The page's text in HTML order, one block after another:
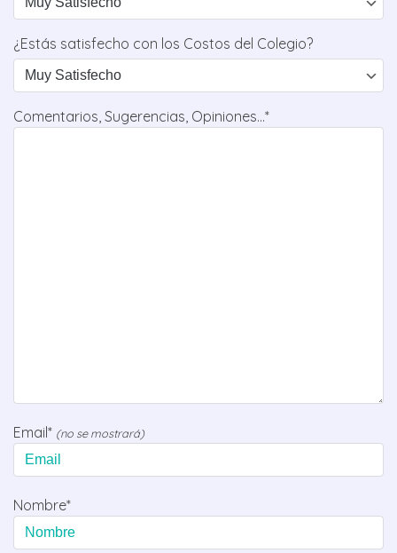
¿Estás satisfecho con los Costos del Colegio?
Comentarios, Sugerencias, Opiniones...*
Email* (no se mostrará)
Nombre*